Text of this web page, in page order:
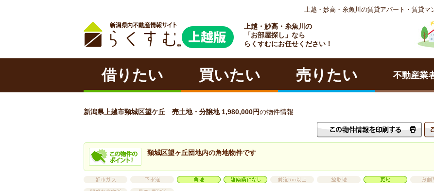
上越・妙高・糸魚川の賃貸アパート・賃貸
ラクチン
上越・妙高・糸魚川の
「お部屋探し」なら
らくすむにお任せください！
借りたい 買いたい 売りたい 不動産業
新潟県上越市頸城区望ケ丘 売土地・分譲地 1,980,000円の物件情報
頸城区望ヶ丘団地内の角地物件です